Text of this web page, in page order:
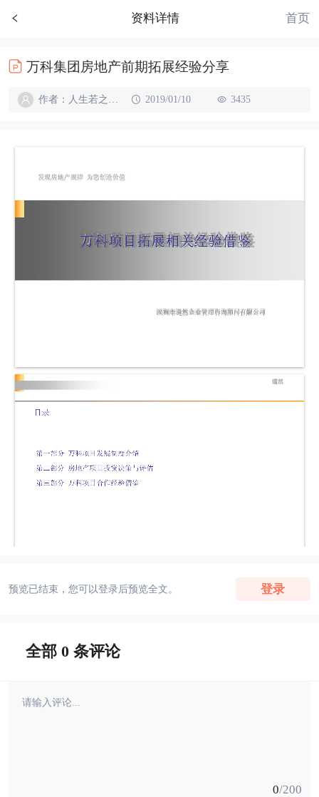
资料详情 首页
万科集团房地产前期拓展经验分享
作者：人生若之如初见 2019/01/10 3435
预览已结束，您可以登录后预览全文。 登录
全部 0 条评论
0/200